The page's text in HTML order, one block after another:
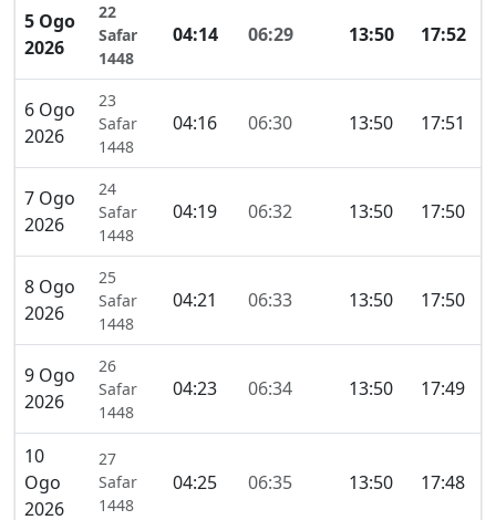
5 Ogo
2026
22
Safar
1448
04:14 06:29 13:50 17:52
6 Ogo
2026
23
Safar
1448
04:16 06:30 13:50 17:51
7 Ogo
2026
24
Safar
1448
04:19 06:32 13:50 17:50
8 Ogo
2026
25
Safar
1448
04:21 06:33 13:50 17:50
9 Ogo
2026
26
Safar
1448
04:23 06:34 13:50 17:49
10
Ogo
2026
27
Safar
1448
04:25 06:35 13:50 17:48